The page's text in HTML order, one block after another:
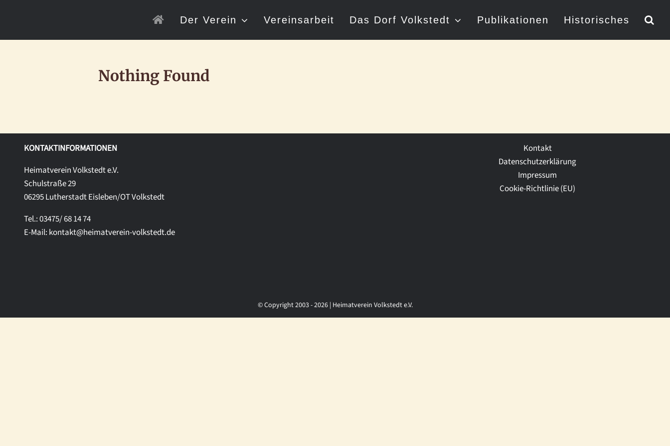
Der Verein Vereinsarbeit Das Dorf Volkstedt Publikationen Historisches
Nothing Found
KONTAKTINFORMATIONEN
Heimatverein Volkstedt e.V.
Schulstraße 29
06295 Lutherstadt Eisleben/OT Volkstedt
Tel.: 03475/ 68 14 74
E-Mail: kontakt@heimatverein-volkstedt.de
Kontakt
Datenschutzerklärung
Impressum
Cookie-Richtlinie (EU)
© Copyright 2003 - 2026 | Heimatverein Volkstedt e.V.